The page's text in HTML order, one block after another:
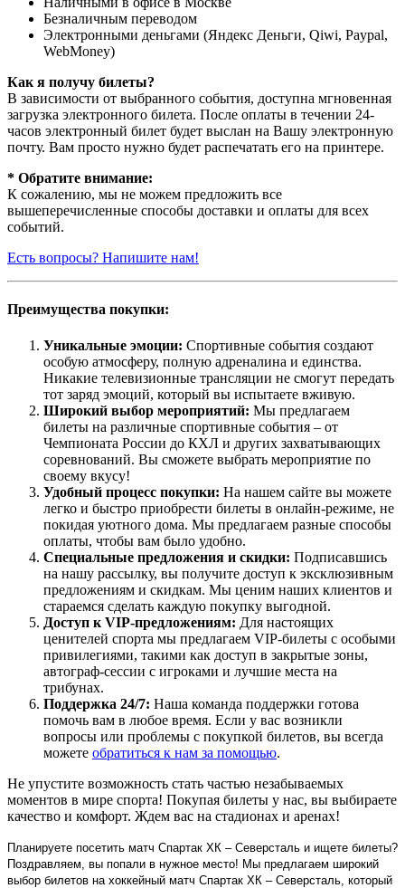
Безналичным переводом
Электронными деньгами (Яндекс Деньги, Qiwi, Paypal,
WebMoney)
Как я получу билеты?
В зависимости от выбранного события, доступна мгновенная
загрузка электронного билета. После оплаты в течении 24-
часов электронный билет будет выслан на Вашу электронную
почту. Вам просто нужно будет распечатать его на принтере.
* Обратите внимание:
К сожалению, мы не можем предложить все
вышеперечисленные способы доставки и оплаты для всех
событий.
Есть вопросы? Напишите нам!
Преимущества покупки:
Уникальные эмоции: Спортивные события создают
особую атмосферу, полную адреналина и единства.
Никакие телевизионные трансляции не смогут передать
тот заряд эмоций, который вы испытаете вживую.
Широкий выбор мероприятий: Мы предлагаем
билеты на различные спортивные события – от
Чемпионата России до КХЛ и других захватывающих
соревнований. Вы сможете выбрать мероприятие по
своему вкусу!
Удобный процесс покупки: На нашем сайте вы можете
легко и быстро приобрести билеты в онлайн-режиме, не
покидая уютного дома. Мы предлагаем разные способы
оплаты, чтобы вам было удобно.
Специальные предложения и скидки: Подписавшись
на нашу рассылку, вы получите доступ к эксклюзивным
предложениям и скидкам. Мы ценим наших клиентов и
стараемся сделать каждую покупку выгодной.
Доступ к VIP-предложениям: Для настоящих
ценителей спорта мы предлагаем VIP-билеты с особыми
привилегиями, такими как доступ в закрытые зоны,
автограф-сессии с игроками и лучшие места на
трибунах.
Поддержка 24/7: Наша команда поддержки готова
помочь вам в любое время. Если у вас возникли
вопросы или проблемы с покупкой билетов, вы всегда
можете обратиться к нам за помощью.
Не упустите возможность стать частью незабываемых
моментов в мире спорта! Покупая билеты у нас, вы выбираете
качество и комфорт. Ждем вас на стадионах и аренах!
Планируете посетить матч Спартак ХК – Северсталь и ищете билеты?
Поздравляем, вы попали в нужное место! Мы предлагаем широкий
выбор билетов на хоккейный матч Спартак ХК – Северсталь, который